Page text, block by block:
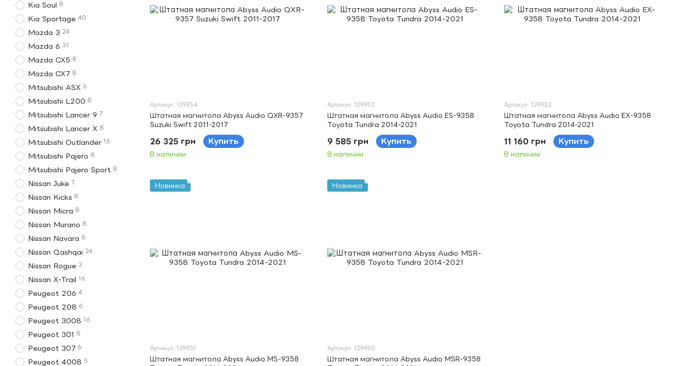
Артикул: 129954
Штатная магнитола Abyss Audio QXR-9357
Suzuki Swift 2011-2017
26 325 грн Купить
В наличии
Артикул: 129953
Штатная магнитола Abyss Audio ES-9358
Toyota Tundra 2014-2021
9 585 грн Купить
В наличии
Артикул: 129952
Штатная магнитола Abyss Audio EX-9358
Toyota Tundra 2014-2021
11 160 грн Купить
В наличии
Новинка
Артикул: 129951
Штатная магнитола Abyss Audio MS-9358
Новинка
Артикул: 129950
Штатная магнитола Abyss Audio MSR-9358
Kia Soul 8
Kia Sportage 40
Mazda 3 24
Mazda 6 31
Mazda CX5 8
Mazda CX7 8
Mitsubishi ASX 6
Mitsubishi L200 8
Mitsubishi Lancer 9 7
Mitsubishi Lancer X 8
Mitsubishi Outlander 16
Mitsubishi Pajero 8
Mitsubishi Pajero Sport 8
Nissan Juke 7
Nissan Kicks 8
Nissan Micra 8
Nissan Murano 8
Nissan Navara 8
Nissan Qashqai 24
Nissan Rogue 3
Nissan X-Trail 16
Peugeot 206 4
Peugeot 208 6
Peugeot 3008 16
Peugeot 301 8
Peugeot 307 6
Peugeot 4008 5